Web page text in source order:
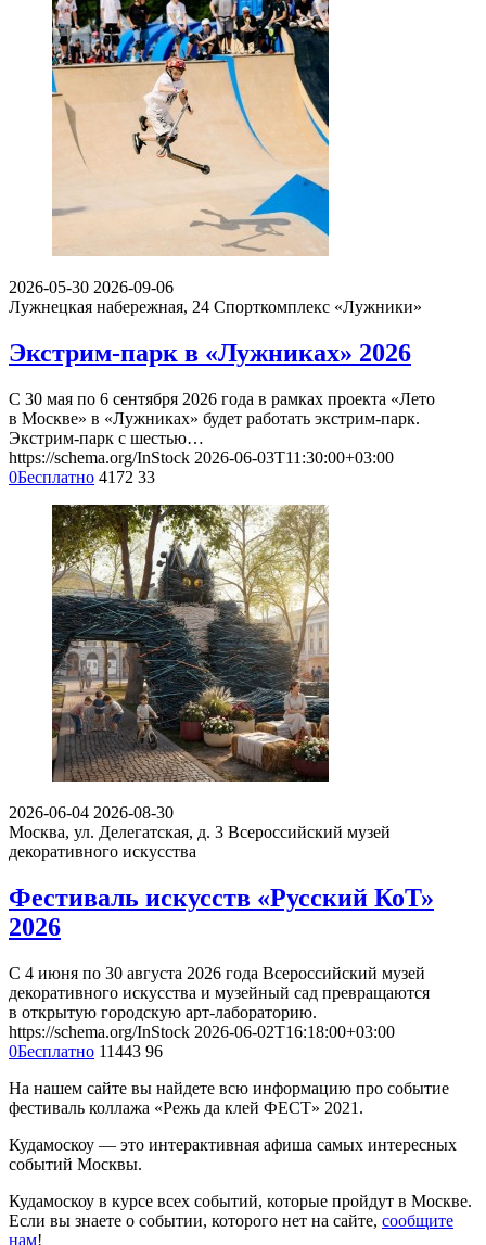
2026-05-30 2026-09-06
Лужнецкая набережная, 24 Спорткомплекс «Лужники»
Экстрим-парк в «Лужниках» 2026
С 30 мая по 6 сентября 2026 года в рамках проекта «Лето
в Москве» в «Лужниках» будет работать экстрим-парк.
Экстрим-парк с шестью…
https://schema.org/InStock 2026-06-03T11:30:00+03:00
0Бесплатно 4172 33
2026-06-04 2026-08-30
Москва, ул. Делегатская, д. 3 Всероссийский музей
декоративного искусства
Фестиваль искусств «Русский КоТ»
2026
С 4 июня по 30 августа 2026 года Всероссийский музей
декоративного искусства и музейный сад превращаются
в открытую городскую арт-лабораторию.
https://schema.org/InStock 2026-06-02T16:18:00+03:00
0Бесплатно 11443 96
На нашем сайте вы найдете всю информацию про событие
фестиваль коллажа «Режь да клей ФЕСТ» 2021.
Кудамоскоу — это интерактивная афиша самых интересных
событий Москвы.
Кудамоскоу в курсе всех событий, которые пройдут в Москве.
Если вы знаете о событии, которого нет на сайте, сообщите
нам!